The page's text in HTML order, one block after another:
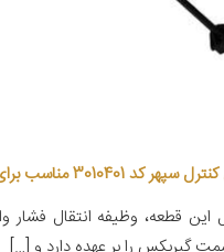
مناسب برای پژو 206
قطعه، وظیفه انتقال فشار